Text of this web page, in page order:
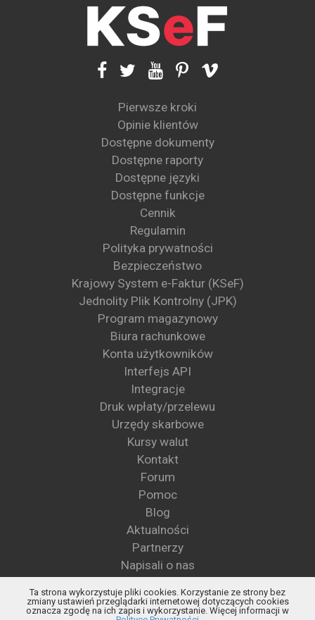
Pierwsze kroki
Opinie klientów
Dostępne dokumenty
Dostępne raporty
Dostępne języki
Dostępne funkcje
Cennik
Regulamin
Polityka prywatności
Bezpieczeństwo
Krajowy System e-Faktur (KSeF)
Jednolity Plik Kontrolny (JPK)
Program magazynowy
Biura rachunkowe
Konta użytkowników
Interfejs API
Integracje
Druk wpłaty/przelewu
Urzędy skarbowe
Kursy walut
Kontakt
Forum
Pomoc
Blog
Aktualności
Partnerzy
Napisali o nas
Blog KSeF
Ta strona wykorzystuje pliki cookies. Korzystanie ze strony bez
zmiany ustawień przeglądarki internetowej dotyczących cookies
oznacza zgodę na ich zapis i wykorzystanie. Więcej informacji w